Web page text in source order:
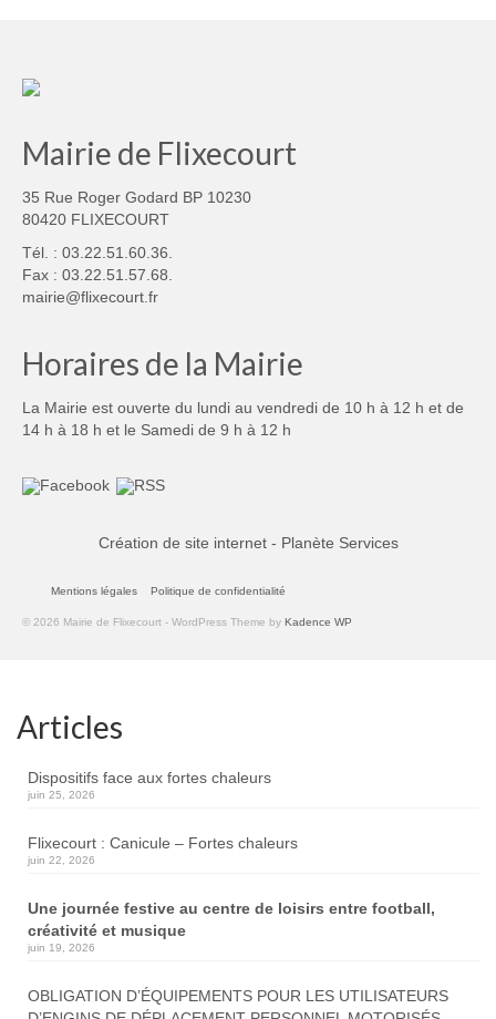
Mairie de Flixecourt
35 Rue Roger Godard BP 10230
80420 FLIXECOURT
Tél. : 03.22.51.60.36.
Fax : 03.22.51.57.68.
mairie@flixecourt.fr
Horaires de la Mairie
La Mairie est ouverte du lundi au vendredi de 10 h à 12 h et de
14 h à 18 h et le Samedi de 9 h à 12 h
Création de site internet - Planète Services
Mentions légales Politique de confidentialité
© 2026 Mairie de Flixecourt - WordPress Theme by Kadence WP
Articles
Dispositifs face aux fortes chaleurs
juin 25, 2026
Flixecourt : Canicule – Fortes chaleurs
juin 22, 2026
Une journée festive au centre de loisirs entre football,
créativité et musique
juin 19, 2026
OBLIGATION D’ÉQUIPEMENTS POUR LES UTILISATEURS